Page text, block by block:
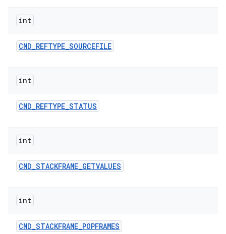
int
CMD_REFTYPE_SOURCEFILE
int
CMD_REFTYPE_STATUS
int
CMD_STACKFRAME_GETVALUES
int
CMD_STACKFRAME_POPFRAMES